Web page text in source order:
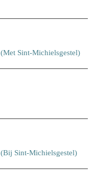
(Met Sint-Michielsgestel)
(Bij Sint-Michielsgestel)